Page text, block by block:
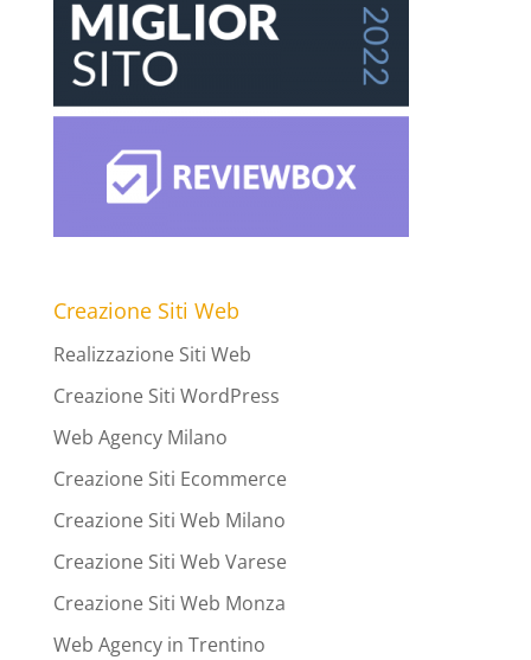
Creazione Siti Web
Realizzazione Siti Web
Creazione Siti WordPress
Web Agency Milano
Creazione Siti Ecommerce
Creazione Siti Web Milano
Creazione Siti Web Varese
Creazione Siti Web Monza
Web Agency in Trentino